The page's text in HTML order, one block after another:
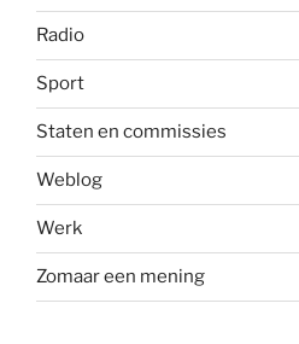
Radio
Sport
Staten en commissies
Weblog
Werk
Zomaar een mening